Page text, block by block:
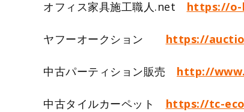
オフィス家具施工職人.net https://
ヤフーオークション https://
中古パーティション販売 http://
中古タイルカーペット https://tc-